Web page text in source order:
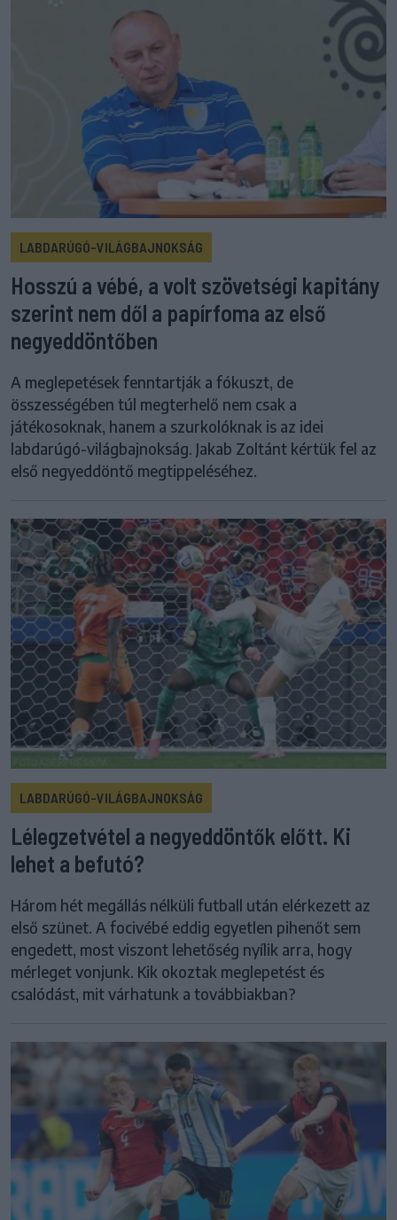
LABDARÚGÓ-VILÁGBAJNOKSÁG
Hosszú a vébé, a volt szövetségi kapitány
szerint nem dől a papírfoma az első
negyeddöntőben
A meglepetések fenntartják a fókuszt, de
összességében túl megterhelő nem csak a
játékosoknak, hanem a szurkolóknak is az idei
labdarúgó-világbajnokság. Jakab Zoltánt kértük fel az
első negyeddöntő megtippeléséhez.
LABDARÚGÓ-VILÁGBAJNOKSÁG
Lélegzetvétel a negyeddöntők előtt. Ki
lehet a befutó?
Három hét megállás nélküli futball után elérkezett az
első szünet. A focivébé eddig egyetlen pihenőt sem
engedett, most viszont lehetőség nyílik arra, hogy
mérleget vonjunk. Kik okoztak meglepetést és
csalódást, mit várhatunk a továbbiakban?